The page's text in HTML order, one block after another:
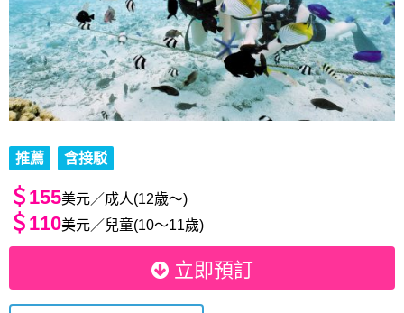
推薦 含接駁
＄155美元／成人(12歳～)
＄110美元／兒童(10～11歲)
立即預訂